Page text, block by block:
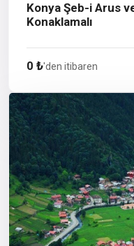
Konya Şeb-i Arus
Konaklamalı
0 ₺'den itibaren